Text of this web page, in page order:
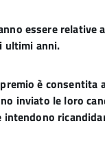
essere relative
ultimi anni.
è consentita
inviato le loro
intendono